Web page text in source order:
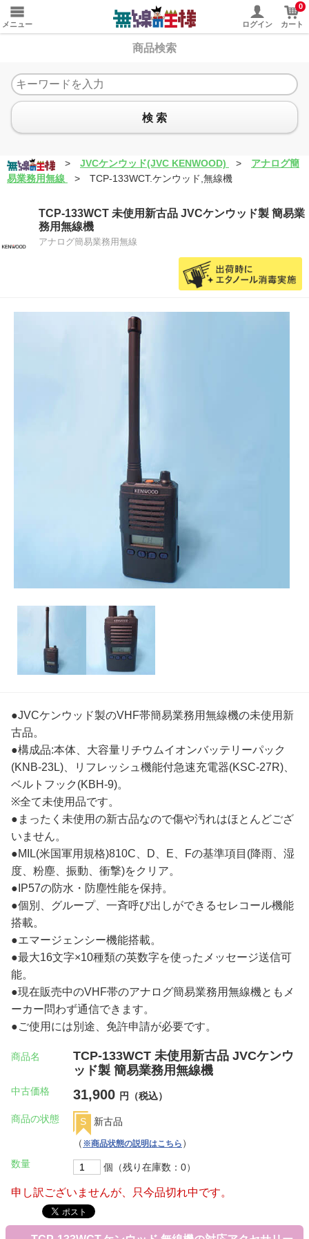
メニュー ログイン
0
カート
商品検索
検 索
> JVCケンウッド(JVC KENWOOD) >
アナログ簡
易業務用無線
> TCP-133WCT.ケンウッド,無線機
TCP-133WCT 未使用新古品 JVCケンウッド製 簡易業
務用無線機
アナログ簡易業務用無線
●JVCケンウッド製のVHF帯簡易業務用無線機の未使用新
古品。
●構成品:本体、大容量リチウムイオンバッテリーパック
(KNB-23L)、リフレッシュ機能付急速充電器(KSC-27R)、
ベルトフック(KBH-9)。
※全て未使用品です。
●まったく未使用の新古品なので傷や汚れはほとんどござ
いません。
●MIL(米国軍用規格)810C、D、E、Fの基準項目(降雨、湿
度、粉塵、振動、衝撃)をクリア。
●IP57の防水・防塵性能を保持。
●個別、グループ、一斉呼び出しができるセレコール機能
搭載。
●エマージェンシー機能搭載。
●最大16文字×10種類の英数字を使ったメッセージ送信可
能。
●現在販売中のVHF帯のアナログ簡易業務用無線機ともメ
ーカー問わず通信できます。
●ご使用には別途、免許申請が必要です。
商品名
TCP-133WCT 未使用新古品 JVCケンウ
ッド製 簡易業務用無線機
中古価格 31,900 円（税込）
商品の状態 S
新古品
（ ※商品状態の説明はこちら ）
数量
個（残り在庫数：0）
申し訳ございませんが、只今品切れ中です。